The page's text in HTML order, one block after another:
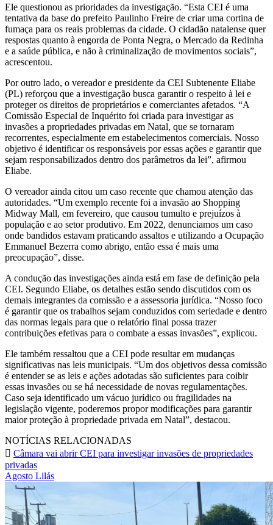
Ele questionou as prioridades da investigação. “Esta CEI é uma
tentativa da base do prefeito Paulinho Freire de criar uma cortina de
fumaça para os reais problemas da cidade. O cidadão natalense quer
respostas quanto à engorda de Ponta Negra, o Mercado da Redinha
e a saúde pública, e não à criminalização de movimentos sociais”,
acrescentou.
Por outro lado, o vereador e presidente da CEI Subtenente Eliabe
(PL) reforçou que a investigação busca garantir o respeito à lei e
proteger os direitos de proprietários e comerciantes afetados. “A
Comissão Especial de Inquérito foi criada para investigar as
invasões a propriedades privadas em Natal, que se tornaram
recorrentes, especialmente em estabelecimentos comerciais. Nosso
objetivo é identificar os responsáveis por essas ações e garantir que
sejam responsabilizados dentro dos parâmetros da lei”, afirmou
Eliabe.
O vereador ainda citou um caso recente que chamou atenção das
autoridades. “Um exemplo recente foi a invasão ao Shopping
Midway Mall, em fevereiro, que causou tumulto e prejuízos à
população e ao setor produtivo. Em 2022, denunciamos um caso
onde bandidos estavam praticando assaltos e utilizando a Ocupação
Emmanuel Bezerra como abrigo, então essa é mais uma
preocupação”, disse.
A condução das investigações ainda está em fase de definição pela
CEI. Segundo Eliabe, os detalhes estão sendo discutidos com os
demais integrantes da comissão e a assessoria jurídica. “Nosso foco
é garantir que os trabalhos sejam conduzidos com seriedade e dentro
das normas legais para que o relatório final possa trazer
contribuições efetivas para o combate a essas invasões”, explicou.
Ele também ressaltou que a CEI pode resultar em mudanças
significativas nas leis municipais. “Um dos objetivos dessa comissão
é entender se as leis e ações adotadas são suficientes para coibir
essas invasões ou se há necessidade de novas regulamentações.
Caso seja identificado um vácuo jurídico ou fragilidades na
legislação vigente, poderemos propor modificações para garantir
maior proteção à propriedade privada em Natal”, destacou.
NOTÍCIAS RELACIONADAS
Câmara vai abrir CEI para investigar invasões de propriedades
privadas
Agosto Lilás